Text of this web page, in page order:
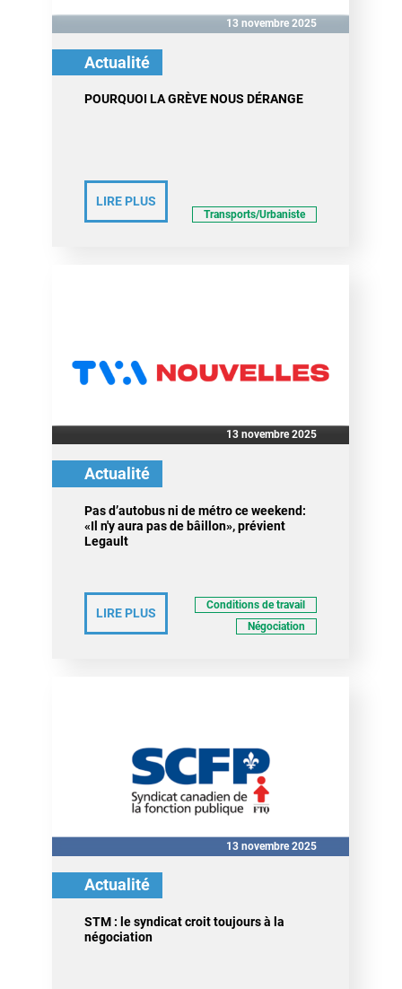
13 novembre 2025
Actualité
POURQUOI LA GRÈVE NOUS DÉRANGE
LIRE PLUS
Transports/Urbaniste
13 novembre 2025
Actualité
Pas d’autobus ni de métro ce weekend:
«Il n'y aura pas de bâillon», prévient
Legault
LIRE PLUS
Conditions de travail
Négociation
13 novembre 2025
Actualité
STM : le syndicat croit toujours à la
négociation